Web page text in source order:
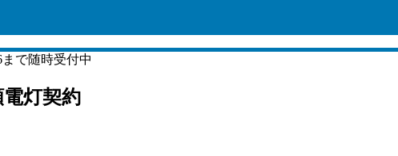
で随時受付中
灯契約